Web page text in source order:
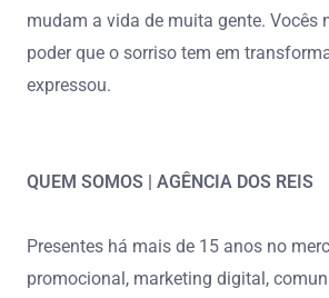
mudam a vida de muita gente. Vocês
poder que o sorriso tem em
expressou.
QUEM SOMOS | AGÊNCIA DOS REIS
Presentes há mais de 15 anos no
promocional, marketing digital,